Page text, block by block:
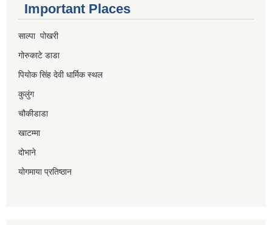
Important Places
साल्पा पोखरी
गोरुकाटे डाडा
पियोक सिंह देवी धार्मिक स्थल
कुलुंग
चौकीडाडा
खाटम्मा
दोभाने
योगमाया प्रतिष्ठान